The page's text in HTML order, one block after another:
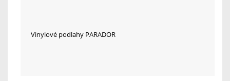
Vinylové podlahy PARADOR